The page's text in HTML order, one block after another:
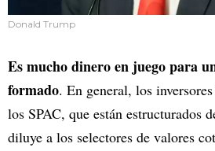
Donald Trump
Es mucho dinero en juego para
formado. En general, los
los SPAC, que están estructurados
diluye a los selectores de valores